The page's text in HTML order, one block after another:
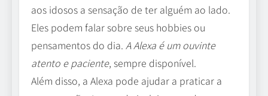
aos idosos a sensação de ter alguém ao lado.
Eles podem falar sobre seus hobbies ou
pensamentos do dia. A Alexa é um ouvinte
atento e paciente, sempre disponível.
Além disso, a Alexa pode ajudar a praticar a